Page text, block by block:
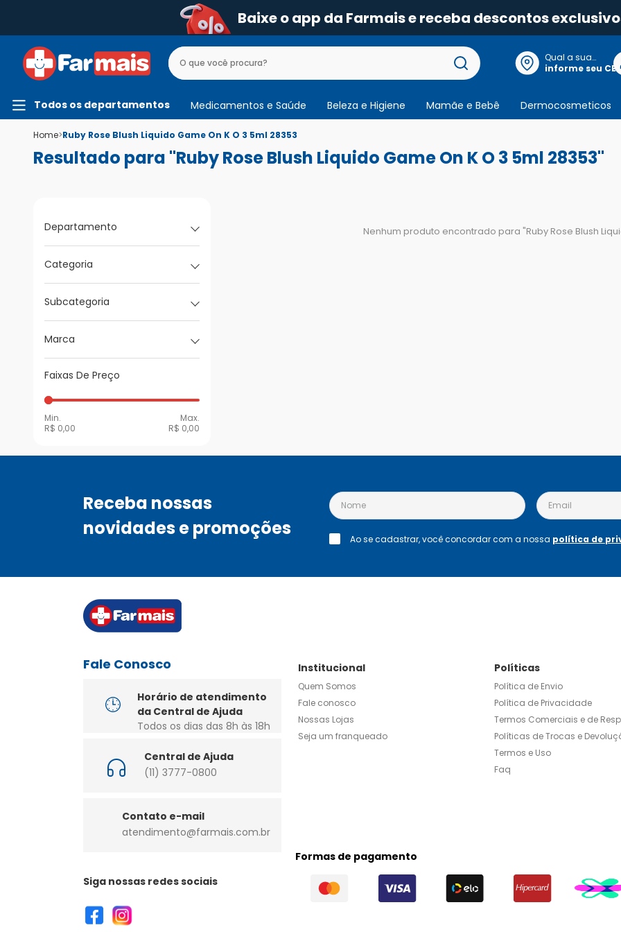
Baixe o app da Farmais e receba descontos
Qual a sua
localização?
informe seu CEP
Todos os departamentos Medicamentos e Saúde Beleza e Higiene Mamãe e Bebê Dermocosmeticos
Home>Ruby Rose Blush Liquido Game On K O 3 5ml 28353
Resultado para "Ruby Rose Blush Liquido Game On K O 3 5ml 28353"
Departamento
Categoria
Subcategoria
Marca
Faixas De Preço
Min.
R$ 0,00
Max.
R$ 0,00
Nenhum produto encontrado para "Ruby Rose Blush
Receba nossas
novidades e promoções
Ao se cadastrar, você concordar com a nossa política de
Fale Conosco
Horário de atendimento
da Central de Ajuda
Todos os dias das 8h às 18h
Central de Ajuda
(11) 3777-0800
Contato e-mail
atendimento@farmais.com.br
Siga nossas redes sociais
Institucional
Quem Somos
Fale conosco
Nossas Lojas
Seja um franqueado
Políticas
Política de Envio
Política de Privacidade
Termos Comerciais e de
Políticas de Trocas e
Termos e Uso
Faq
Formas de pagamento